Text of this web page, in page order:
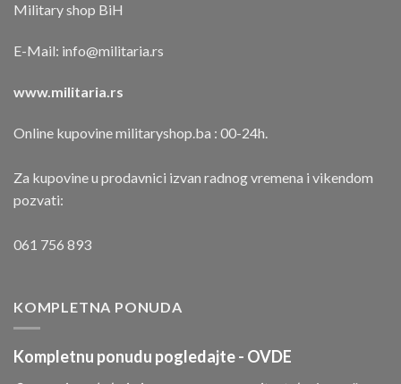
Military shop BiH
E-Mail: info@militaria.rs
www.militaria.rs
Online kupovine militaryshop.ba : 00-24h.
Za kupovine u prodavnici izvan radnog vremena i vikendom
pozvati:
061 756 893
KOMPLETNA PONUDA
Kompletnu ponudu pogledajte - OVDE